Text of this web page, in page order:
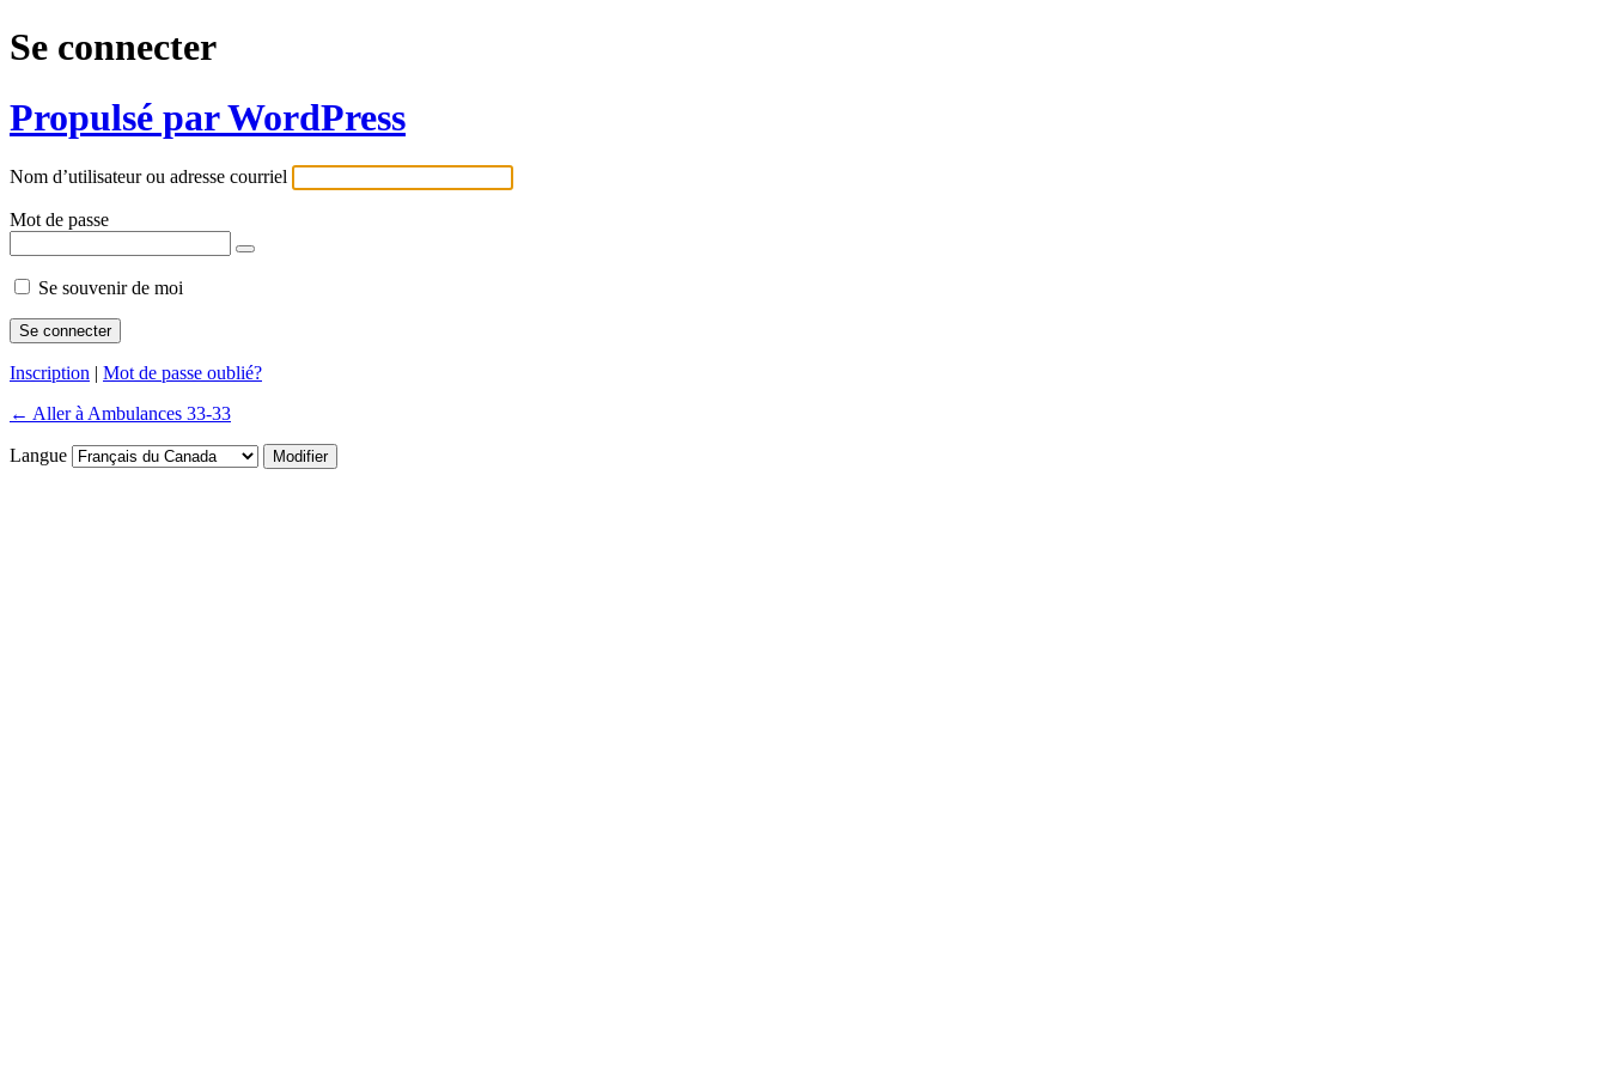
Se connecter
Propulsé par WordPress
Nom d’utilisateur ou adresse courriel
Mot de passe
Se souvenir de moi
Inscription | Mot de passe oublié?
← Aller à Ambulances 33-33
Langue